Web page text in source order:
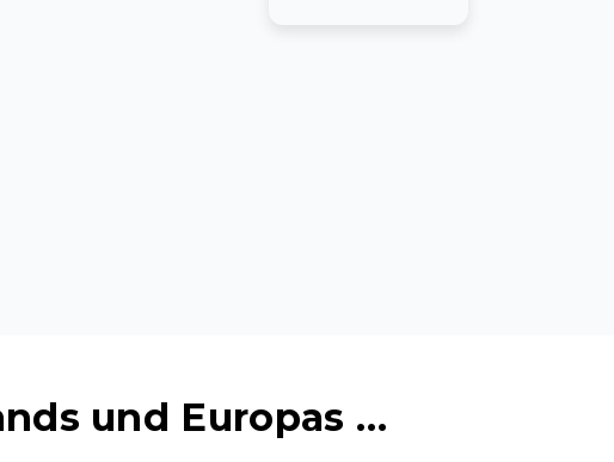
und Europas …